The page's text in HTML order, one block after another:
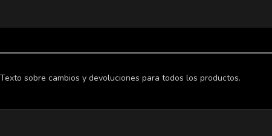
Texto sobre cambios y devoluciones para todos los productos.